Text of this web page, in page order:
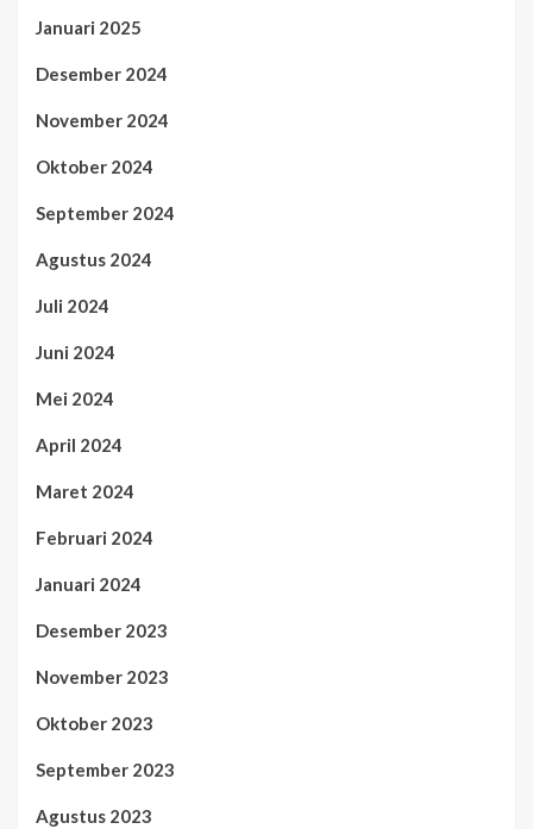
Januari 2025
Desember 2024
November 2024
Oktober 2024
September 2024
Agustus 2024
Juli 2024
Juni 2024
Mei 2024
April 2024
Maret 2024
Februari 2024
Januari 2024
Desember 2023
November 2023
Oktober 2023
September 2023
Agustus 2023